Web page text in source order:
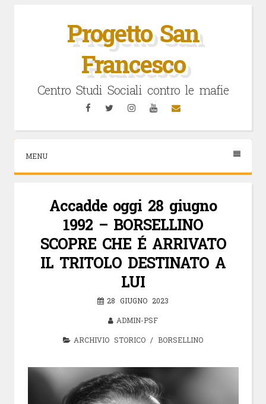
Progetto San
Francesco
Centro Studi Sociali contro le mafie
FacebookTwitterInstagramYouTubeEmail
MENU
Accadde oggi 28 giugno
1992 – BORSELLINO
SCOPRE CHE É ARRIVATO
IL TRITOLO DESTINATO A
LUI
28 GIUGNO 2023
ADMIN-PSF
ARCHIVIO STORICO / BORSELLINO